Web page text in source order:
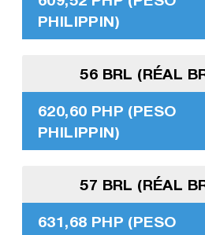
PHILIPPIN)
56 BRL (RÉAL
620,60 PHP (PESO
PHILIPPIN)
57 BRL (RÉAL
631,68 PHP (PESO